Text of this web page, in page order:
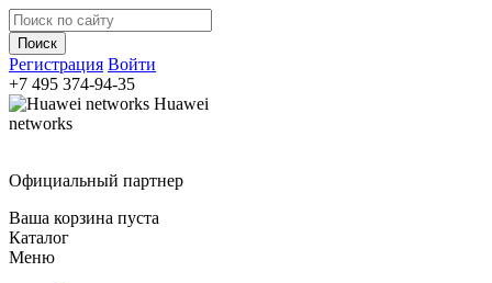
Регистрация Войти
+7 495 374-94-35
Huawei
networks
Официальный партнер
Ваша корзина пуста
Каталог
Меню